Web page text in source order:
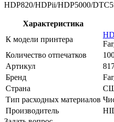
HDP820/HDPii/HDP5000/
Характеристика
К модели принтера
Количество отпечатков
Артикул
Бренд
Страна
Тип расходных материалов
Производитель